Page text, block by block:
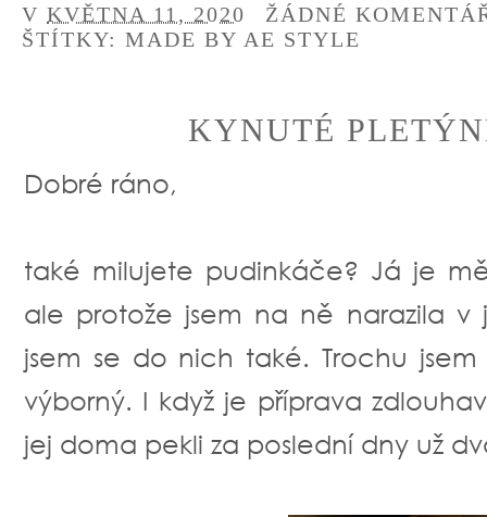
V KVĚTNA 11, 2020
ŽÁDNÉ
ŠTÍTKY: MADE BY AE STYLE
KYNUTÉ
Dobré ráno,
také milujete pudinkáče? Já je
ale protože jsem na ně narazila v
jsem se do nich také. Trochu
výborný. I když je příprava
jej doma pekli za poslední dny už